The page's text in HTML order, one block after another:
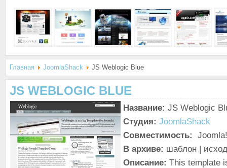
Главная JoomlaShack JS Weblogic Blue
JS WEBLOGIC BLUE
Название: JS Weblogic
Студия: JoomlaShack
Совместимость:
В архиве: шаблон |
Описание: This template